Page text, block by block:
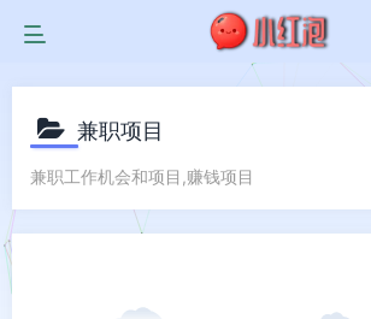
兼职项目
兼职工作机会和项目,赚钱项目